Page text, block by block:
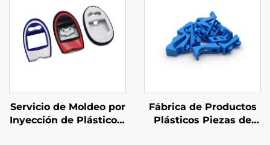
Servicio de Moldeo por
Inyección de Plástico a
Fábrica de Productos
Plásticos Piezas de